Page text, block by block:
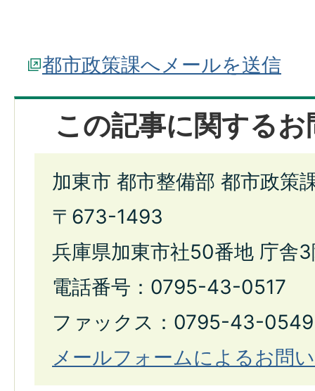
都市政策課へメールを送信
この記事に関する
加東市 都市整備部 都市政策
〒673-1493
兵庫県加東市社50番地 庁舎
電話番号：0795-43-0517
ファックス：0795-43-0549
メールフォームによるお問